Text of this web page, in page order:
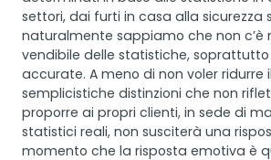
settori, dai furti in casa alla sicurezza
naturalmente sappiamo che non c’è
vendibile delle statistiche, soprattutto
accurate. A meno di non voler ridurre
semplicistiche distinzioni che non
proporre ai propri clienti, in sede di
statistici reali, non susciterà una
momento che la risposta emotiva è